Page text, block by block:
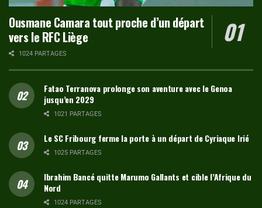
Ousmane Camara tout proche d’un départ
vers le RFC Liège
1024 PARTAGES
Fatao Terranova prolonge son aventure avec le Genoa
jusqu’en 2029
1021 PARTAGES
Le SC Fribourg ferme la porte à un départ de Cyriaque Irié
1025 PARTAGES
Ibrahim Bancé quitte Marumo Gallants et cible l’Afrique du
Nord
1024 PARTAGES